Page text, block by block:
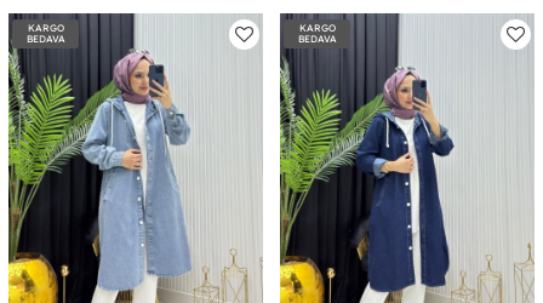
KARGO
BEDAVA
KARGO
BEDAVA